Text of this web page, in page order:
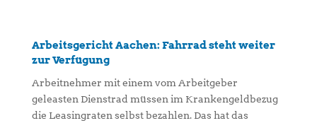
Arbeitsgericht Aachen: Fahrrad steht weiter
zur Verfügung
Arbeitnehmer mit einem vom Arbeitgeber
geleasten Dienstrad müssen im Krankengeldbezug
die Leasingraten selbst bezahlen. Das hat das